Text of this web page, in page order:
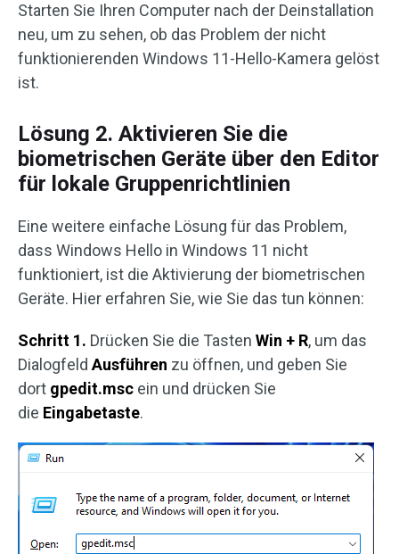
Starten Sie Ihren Computer nach der Deinstallation
neu, um zu sehen, ob das Problem der nicht
funktionierenden Windows 11-Hello-Kamera gelöst
ist.
Lösung 2. Aktivieren Sie die
biometrischen Geräte über den Editor
für lokale Gruppenrichtlinien
Eine weitere einfache Lösung für das Problem,
dass Windows Hello in Windows 11 nicht
funktioniert, ist die Aktivierung der biometrischen
Geräte. Hier erfahren Sie, wie Sie das tun können:
Schritt 1. Drücken Sie die Tasten Win + R, um das
Dialogfeld Ausführen zu öffnen, und geben Sie
dort gpedit.msc ein und drücken Sie
die Eingabetaste.